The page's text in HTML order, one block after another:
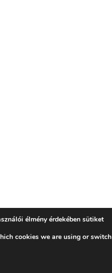
élmény érdekében sütiket
cookies we are using or